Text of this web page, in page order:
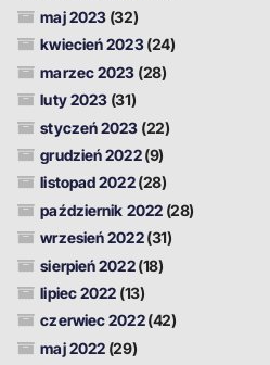
maj 2023 (32)
kwiecień 2023(24)
marzec 2023 (28)
luty 2023 (31)
styczeń 2023 (22)
grudzień 2022(9)
listopad 2022(28)
październik 2022(28)
wrzesień 2022(31)
sierpień 2022(18)
lipiec 2022 (13)
czerwiec 2022(42)
maj 2022 (29)